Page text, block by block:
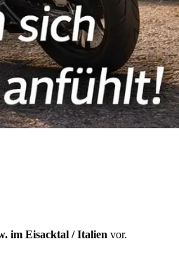
im Eisacktal / Italien vor.